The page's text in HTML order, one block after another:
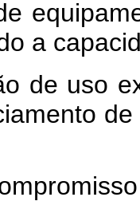
a
uso